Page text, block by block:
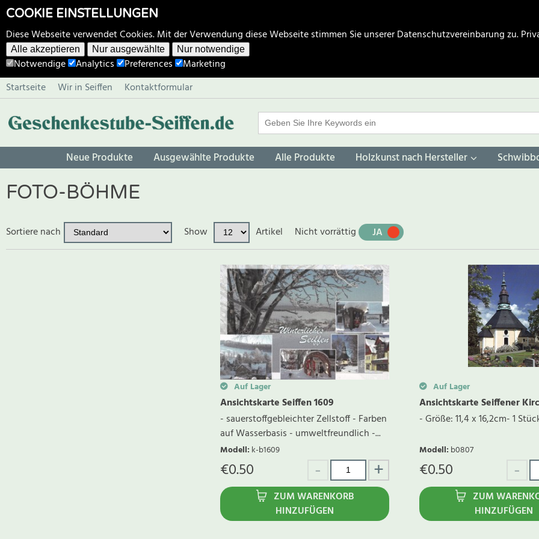
COOKIE EINSTELLUNGEN
Diese Webseite verwendet Cookies. Mit der Verwendung diese Webseite stimmen Sie unserer Datenschutzvereinbarung zu.
Alle akzeptieren Nur ausgewählte Nur notwendige
Notwendige Analytics Preferences
Marketing
Startseite
Wir in Seiffen Kontaktformular
Neue Produkte Ausgewählte Produkte Alle Produkte Holzkunst nach Hersteller
FOTO-BÖHME
Sortiere nach Show Artikel Nicht vorrättig JA
Auf Lager
Ansichtskarte Seiffen 1609
- sauerstoffgebleichter Zellstoff - Farben
auf Wasserbasis - umweltfreundlich -...
Modell: k-b1609
€0.50
ZUM WARENKORB
HINZUFÜGEN
Auf Lager
Ansichtskarte Seiffener
- Größe: 11,4 x 16,2cm- 1
Modell: b0807
€0.50
ZUM
HINZUFÜGEN